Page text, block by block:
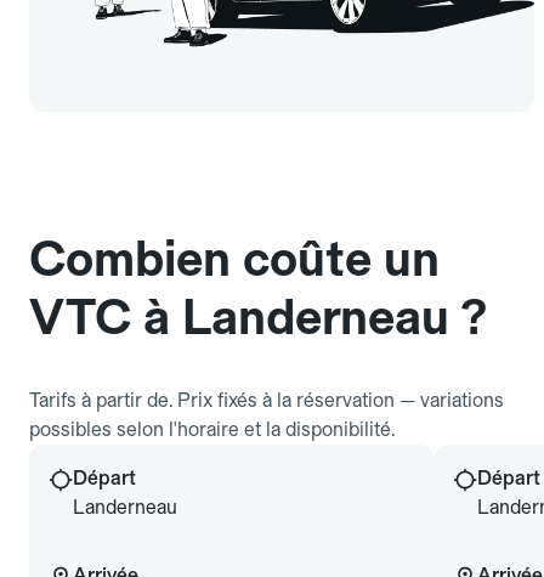
Combien coûte un
VTC à Landerneau ?
Tarifs à partir de. Prix fixés à la réservation — variations
possibles selon l'horaire et la disponibilité.
Départ
Landerneau
Départ